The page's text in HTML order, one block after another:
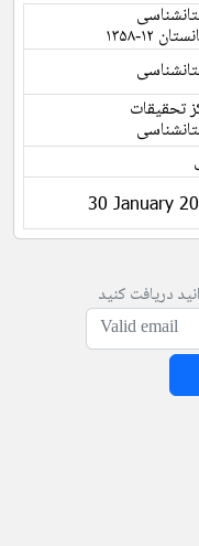
۱۲-۱۳۵۸
تحقیقات
30 January
دریافت کنید